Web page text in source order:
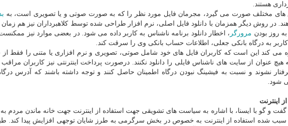
هستند.
های مختلف صورت می گیرد، مجرمان فایل مورد نظر را که به صورت صوتی و یا تصویری است، به
در روش دیگر همزمان با دانلود فایل اصلی، نرم افزار طراحی شده توسط کلاهبرداران نیز هم زمان
روز بودن مرورگر ، اخطار دانلود برنامه ناشناس به کاربر داده می شود. در بعضی موارد نیز
کاربر به درگاه بانکی جعلی، اطلاعات حساب بانکی وی را سرقت کند.
می کند این است که کاربران فایل های خود شامل صوتی، تصویری و نرم افزاری یا متنی را فقط
عنوان از سایت های ناشناس فایلی را دانلود نکنند. درصورت پرداخت اینترنتی نیز کاربران مراقب
نشوند و نسبت به فیشینگ نبودن درگاه اطمینان حاصل کنند و توجه داشته باشند که آدرس
اینترنت
گفت و گو با ایسنا، با اشاره به سیاست های تشویقی جهت استفاده از اینترنت جهت خانه ماندن مردم
سبب شده استفاده از اینترنت به خصوص در بخش سرگرمی به طرز شایان توجهی افزایش پیدا کند.